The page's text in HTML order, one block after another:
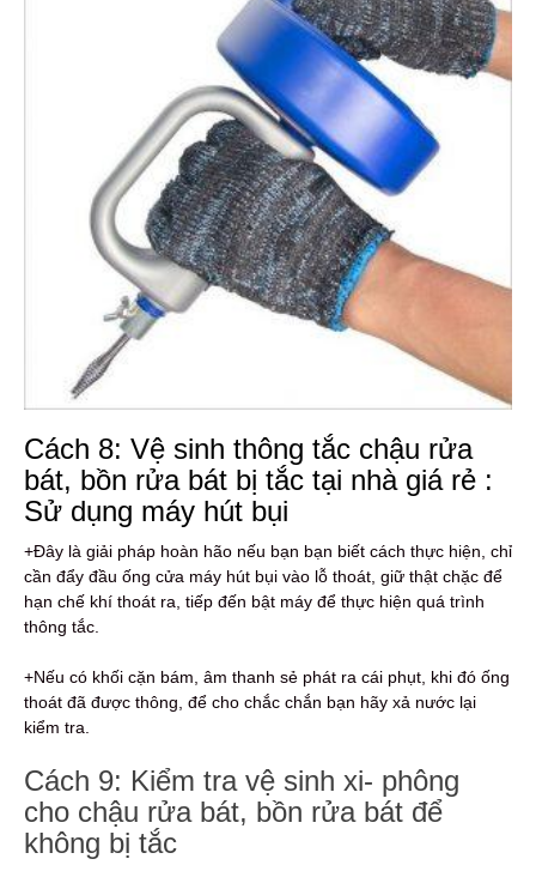
Cách 8: Vệ sinh thông tắc chậu rửa
bát, bồn rửa bát bị tắc tại nhà giá rẻ :
Sử dụng máy hút bụi
+Đây là giải pháp hoàn hão nếu bạn bạn biết cách thực hiện, chỉ
cần đẩy đầu ống cửa máy hút bụi vào lỗ thoát, giữ thật chặc để
hạn chế khí thoát ra, tiếp đến bật máy để thực hiện quá trình
thông tắc.
+Nếu có khối cặn bám, âm thanh sẻ phát ra cái phụt, khi đó ống
thoát đã được thông, để cho chắc chắn bạn hãy xả nước lại
kiểm tra.
Cách 9: Kiểm tra vệ sinh xi- phông
cho chậu rửa bát, bồn rửa bát để
không bị tắc